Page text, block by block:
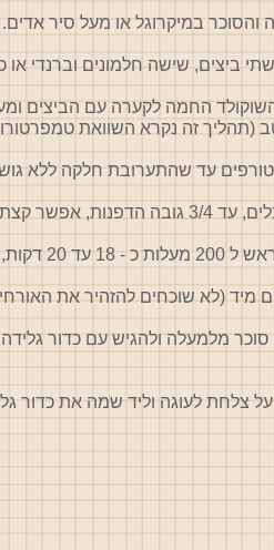
במיקרוגל או מעל סיר אדים.
ביצים, שישה חלמונים וברנדי או
החמה לקערה עם הביצים
(תהליך זה נקרא השוואת
עד שהתערובת חלקה ללא
מגובה הדפנות.
(אני אופה 18 דקות).
מיד (לא שוכחים להזהיר את
מלמעלה ולהגיש עם כדור
צלחת לעוגה וליד שמה את כדור